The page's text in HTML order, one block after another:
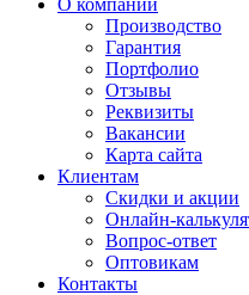
О компании
Производство
Гарантия
Портфолио
Отзывы
Реквизиты
Вакансии
Карта сайта
Клиентам
Скидки и акции
Онлайн-
Вопрос-ответ
Оптовикам
Контакты